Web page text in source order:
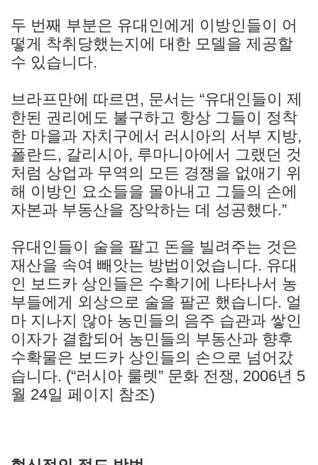
두 번째 부분은 유대인에게 이방인들이 어
떻게 착취당했는지에 대한 모델을 제공할
수 있습니다.
브라프만에 따르면, 문서는 “유대인들이 제
한된 권리에도 불구하고 항상 그들이 정착
한 마을과 자치구에서 러시아의 서부 지방,
폴란드, 갈리시아, 루마니아에서 그랬던 것
처럼 상업과 무역의 모든 경쟁을 없애기 위
해 이방인 요소들을 몰아내고 그들의 손에
자본과 부동산을 장악하는 데 성공했다.”
유대인들이 술을 팔고 돈을 빌려주는 것은
재산을 속여 빼앗는 방법이었습니다. 유대
인 보드카 상인들은 수확기에 나타나서 농
부들에게 외상으로 술을 팔곤 했습니다. 얼
마 지나지 않아 농민들의 음주 습관과 쌓인
이자가 결합되어 농민들의 부동산과 향후
수확물은 보드카 상인들의 손으로 넘어갔
습니다. (“러시아 룰렛” 문화 전쟁, 2006년 5
월 24일 페이지 참조)